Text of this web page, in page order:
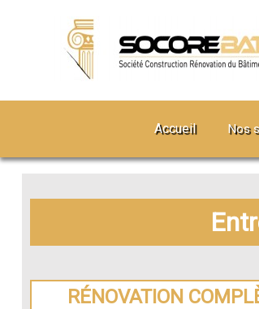
Accueil Nos
RÉNOVATION